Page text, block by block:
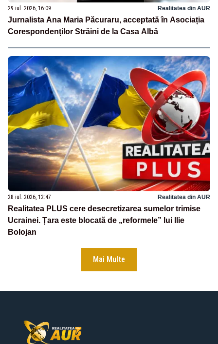
29 iul. 2026, 16:09 Realitatea din AUR
Jurnalista Ana Maria Păcuraru, acceptată în Asociația
Corespondenților Străini de la Casa Albă
28 iul. 2026, 12:47 Realitatea din AUR
Realitatea PLUS cere desecretizarea sumelor trimise
Ucrainei. Țara este blocată de „reformele” lui Ilie
Bolojan
Mai Multe